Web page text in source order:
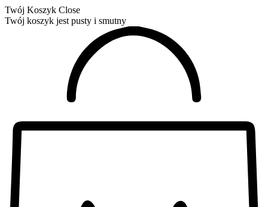
Twój Koszyk Close
Twój koszyk jest pusty i smutny